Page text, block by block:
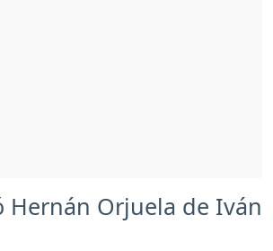
Hernán Orjuela de Iván